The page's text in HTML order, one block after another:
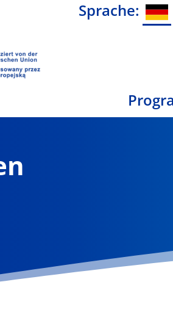
Sprache: